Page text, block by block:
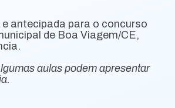
antecipada para o concurso
de Boa Viagem/CE,
aulas podem apresentar